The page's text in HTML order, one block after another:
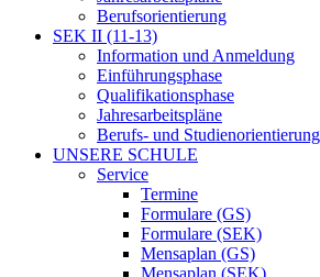
Berufsorientierung
SEK II (11-13)
Information und Anmeldung
Einführungsphase
Qualifikationsphase
Jahresarbeitspläne
Berufs- und Studienorientierung
UNSERE SCHULE
Service
Termine
Formulare (GS)
Formulare (SEK)
Mensaplan (GS)
Mensaplan (SEK)